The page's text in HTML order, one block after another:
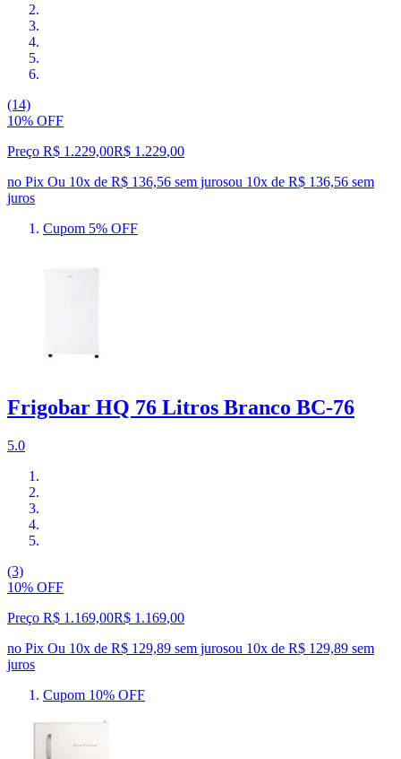
(14)
10% OFF
Preço R$ 1.229,00R$ 1.229,00
no Pix Ou 10x de R$ 136,56 sem jurosou 10x de R$ 136,56 sem
juros
Cupom 5% OFF
Frigobar HQ 76 Litros Branco BC-76
5.0
(3)
10% OFF
Preço R$ 1.169,00R$ 1.169,00
no Pix Ou 10x de R$ 129,89 sem jurosou 10x de R$ 129,89 sem
juros
Cupom 10% OFF